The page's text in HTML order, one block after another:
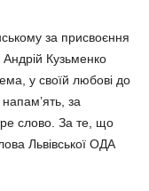
за присвоєння
Кузьменко
у своїй любові до
за
слово. За те, що
Львівської ОДА